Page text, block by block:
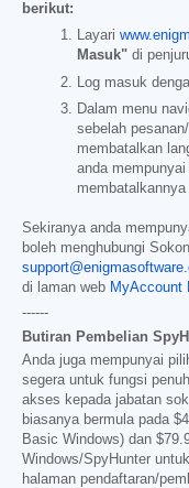
berikut:
Layari
Masuk" di
Log masuk
Dalam menu
sebelah
membatalkan
anda
Sekiranya anda
boleh menghubungi
di laman web MyAccount
------
Butiran Pembelian
Anda juga mempunyai
segera untuk fungsi
akses kepada jabatan
biasanya bermula pada
Basic Windows) dan
Windows/SpyHunter
halaman pendaftaran/